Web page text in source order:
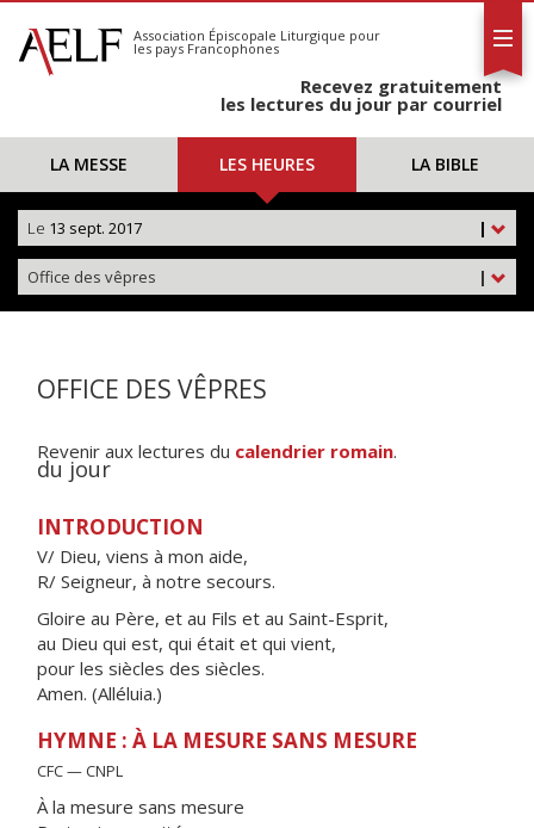
S'abonner
Calendrier
Association Épiscopale Liturgique pour
les pays Francophones
Recevez gratuitement
les lectures du jour par courriel
LA MESSE LES HEURES LA BIBLE
|
Le 13 sept. 2017
|
Office des vêpres
OFFICE DES VÊPRES
Revenir aux lectures du calendrier romain.
du jour
INTRODUCTION
V/ Dieu, viens à mon aide,
R/ Seigneur, à notre secours.
Gloire au Père, et au Fils et au Saint-Esprit,
au Dieu qui est, qui était et qui vient,
pour les siècles des siècles.
Amen. (Alléluia.)
HYMNE : À LA MESURE SANS MESURE
CFC — CNPL
À la mesure sans mesure